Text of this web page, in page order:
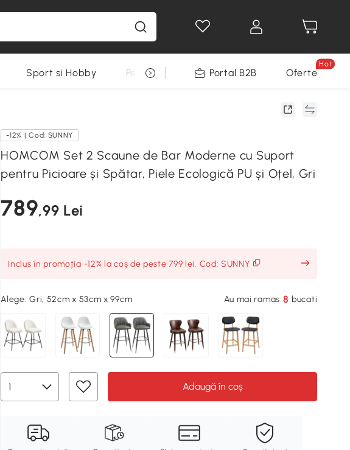
Sport si Hobby Pentru animale Decoratiuni Sarbatori
Portal B2B Oferte
Hot
-12% | Cod: SUNNY
HOMCOM Set 2 Scaune de Bar Moderne cu Suport
pentru Picioare și Spătar, Piele Ecologică PU și Oțel, Gri
789,99 Lei
Inclus în promoția -12% la coș de peste 799 lei. Cod: SUNNY
Alege:Gri, 52cm x 53cm x 99cm Au mai ramas 8bucati
Adaugă în coș